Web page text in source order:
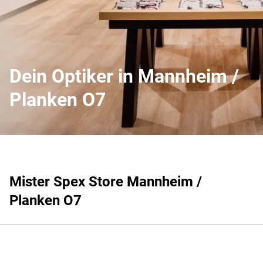
Dein Optiker in Mannheim /
Planken O7
Mister Spex Store Mannheim /
Planken O7